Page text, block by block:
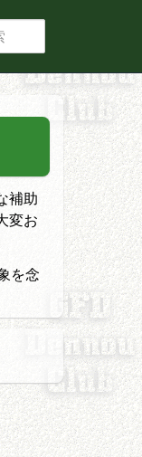
補助
変お
を念